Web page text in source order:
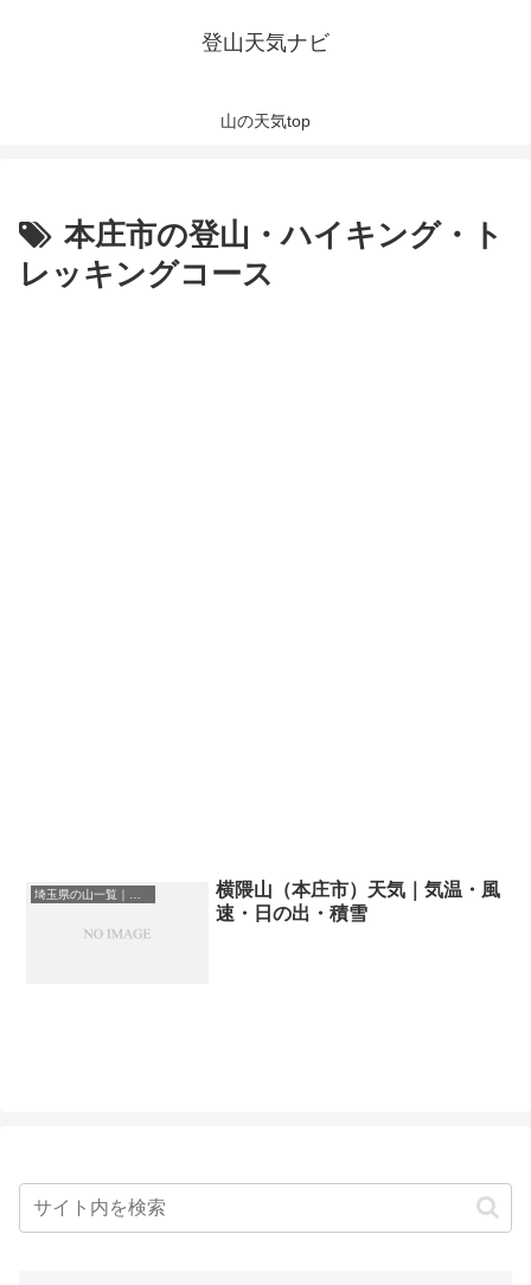
登山天気ナビ
山の天気top
本庄市の登山・ハイキング・ト
レッキングコース
横隈山（本庄市）天気｜気温・風
速・日の出・積雪